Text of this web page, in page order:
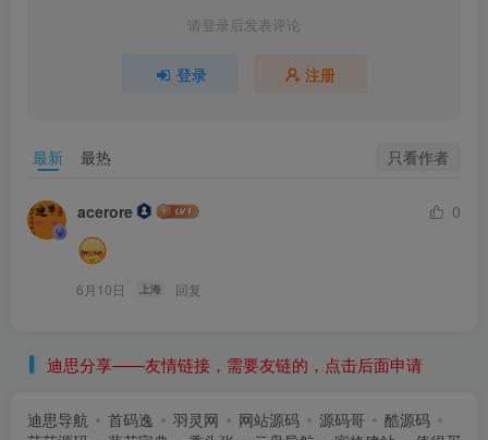
请登录后发表评论
登录 注册
最新 最热 只看作者
acerore 0
6月10日 上海 回复
迪思分享——友情链接，需要友链的，点击后面申请
迪思导航 首码逸 羽灵网 网站源码 源码哥
酷源码